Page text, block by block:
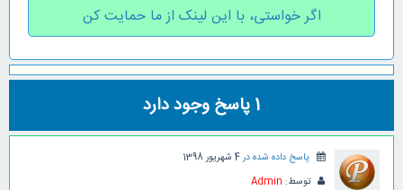
اگر خواستی، با این لینک از ما حمایت کن
1پاسخ وجود دارد
پاسخ داده شده در4 شهریور 1398
توسط: Admin